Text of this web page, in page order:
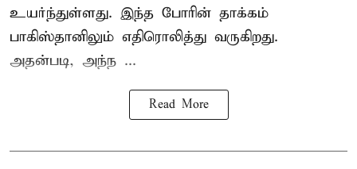
உயர்ந்துள்ளது. இந்த போரின் தாக்கம்
பாகிஸ்தானிலும் எதிரொலித்து வருகிறது.
அதன்படி, அந்ந ...
Read More